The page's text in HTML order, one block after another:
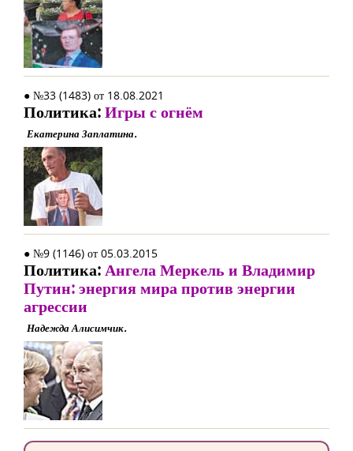
● №33 (1483) от 18.08.2021
Политика:Игры с огнём
Екатерина Заплатина.
● №9 (1146) от 05.03.2015
Политика:Ангела Меркель и Владимир
Путин: энергия мира против энергии
агрессии
Надежда Алисимчик.